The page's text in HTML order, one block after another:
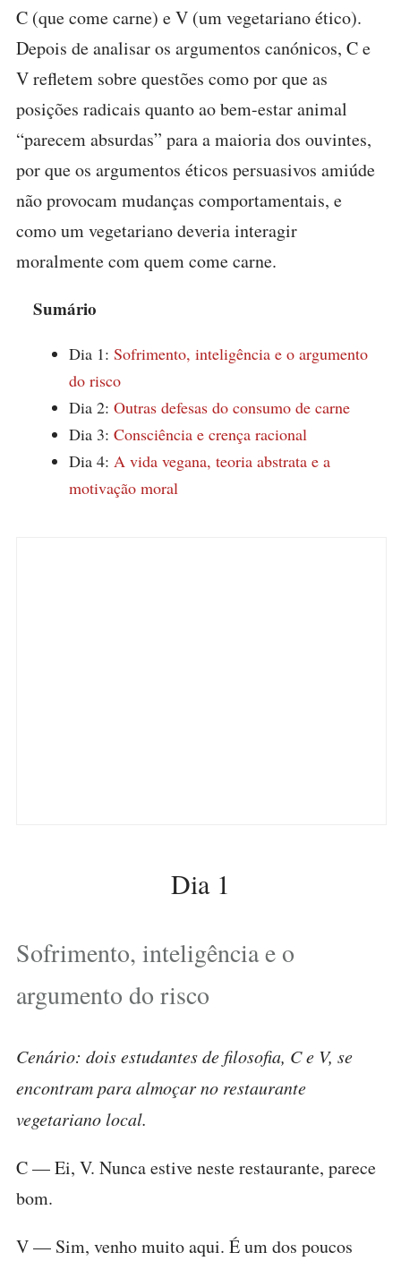
C (que come carne) e V (um vegetariano ético).
Depois de analisar os argumentos canónicos, C e
V refletem sobre questões como por que as
posições radicais quanto ao bem-estar animal
“parecem absurdas” para a maioria dos ouvintes,
por que os argumentos éticos persuasivos amiúde
não provocam mudanças comportamentais, e
como um vegetariano deveria interagir
moralmente com quem come carne.
Sumário
Dia 1: Sofrimento, inteligência e o argumento
do risco
Dia 2: Outras defesas do consumo de carne
Dia 3: Consciência e crença racional
Dia 4: A vida vegana, teoria abstrata e a
motivação moral
Dia 1
Sofrimento, inteligência e o
argumento do risco
Cenário: dois estudantes de filosofia, C e V, se
encontram para almoçar no restaurante
vegetariano local.
C — Ei, V. Nunca estive neste restaurante, parece
bom.
V — Sim, venho muito aqui. É um dos poucos